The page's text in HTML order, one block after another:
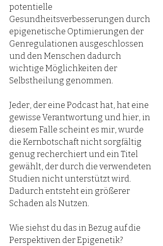
potentielle
Gesundheitsverbesserungen durch
epigenetische Optimierungen der
Genregulationen ausgeschlossen
und den Menschen dadurch
wichtige Möglichkeiten der
Selbstheilung genommen.
Jeder, der eine Podcast hat, hat eine
gewisse Verantwortung und hier, in
diesem Falle scheint es mir, wurde
die Kernbotschaft nicht sorgfältig
genug recherchiert und ein Titel
gewählt, der durch die verwendeten
Studien nicht unterstützt wird.
Dadurch entsteht ein größerer
Schaden als Nutzen.
Wie siehst du das in Bezug auf die
Perspektiven der Epigenetik?